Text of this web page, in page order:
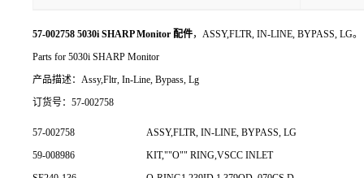
57-002758 5030i SHARP Monitor 配件，ASSY,FLTR, IN-LINE, BYPASS, LG。
Parts for 5030i SHARP Monitor
产品描述：Assy,Fltr, In-Line, Bypass, Lg
订货号：57-002758
57-002758
ASSY,FLTR, IN-LINE, BYPASS, LG
59-008986
KIT,""O"" RING,VSCC INLET